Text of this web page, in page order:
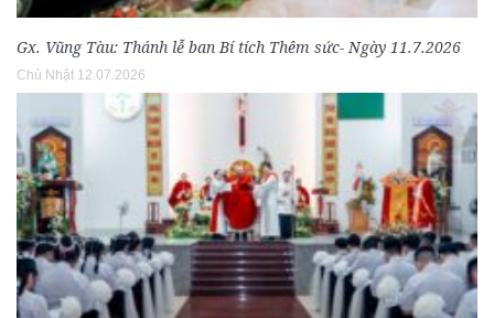
Gx. Vũng Tàu: Thánh lễ ban Bí tích Thêm sức- Ngày 11.7.2026
Chủ Nhật 12.07.2026